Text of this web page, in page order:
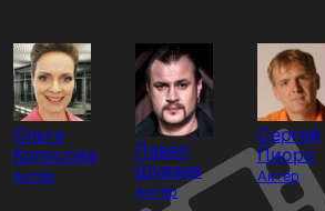
Ольга
Копосова
Актёр
Павел
Шуваев
Актёр
Сергей
Пиоро
Актёр